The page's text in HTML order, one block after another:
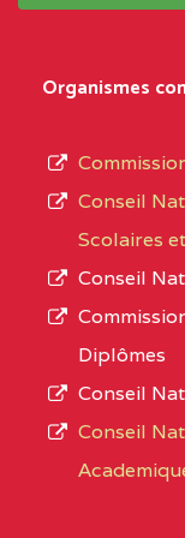
CENTRE
CENTRE
type
L’offre
de
Organismes
Conseil
Scolaires
Conseil
Diplômes
Conseil
Conseil